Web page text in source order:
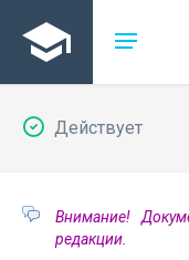
Действует
Внимание!
редакции.